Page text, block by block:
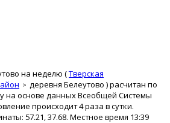
на неделю (Тверская
деревня Белеутово ) расчитан по
на основе данных Всеобщей Системы
происходит 4 раза в сутки.
57.21, 37.68. Местное время 13:39